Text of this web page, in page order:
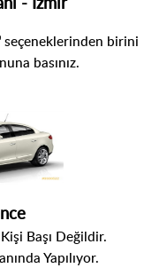
seçeneklerinden birini
basınız.
Başı Değildir.
Yapılıyor.